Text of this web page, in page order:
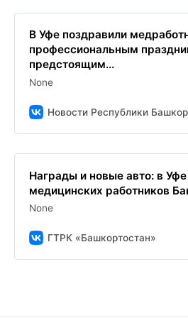
В Уфе поздравили
профессиональным
предстоящим...
None
Новости Республики
Награды и новые авто: в
медицинских работников
None
ГТРК «Башкортостан»